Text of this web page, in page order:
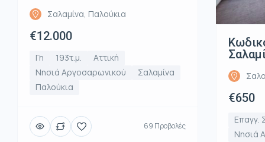
Σαλαμίνα, Παλούκια
€12.000
Γη 193τ.μ.
Αττική
Νησιά Αργοσαρωνικού
Σαλαμίνα
Παλούκια
69 Προβολές
€650
Επαγγ.
Νησιά